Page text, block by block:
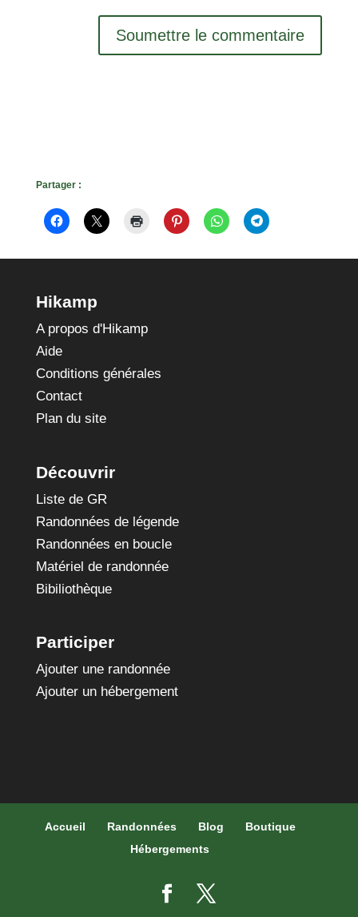
Soumettre le commentaire
Partager :
Hikamp
A propos d'Hikamp
Aide
Conditions générales
Contact
Plan du site
Découvrir
Liste de GR
Randonnées de légende
Randonnées en boucle
Matériel de randonnée
Bibiliothèque
Participer
Ajouter une randonnée
Ajouter un hébergement
Accueil Randonnées Blog
Boutique
Hébergements